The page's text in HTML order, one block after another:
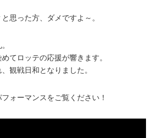
思った方、ダメですよ～。
てロッテの応援が響きます。
観戦日和となりました。
ォーマンスをご覧ください！